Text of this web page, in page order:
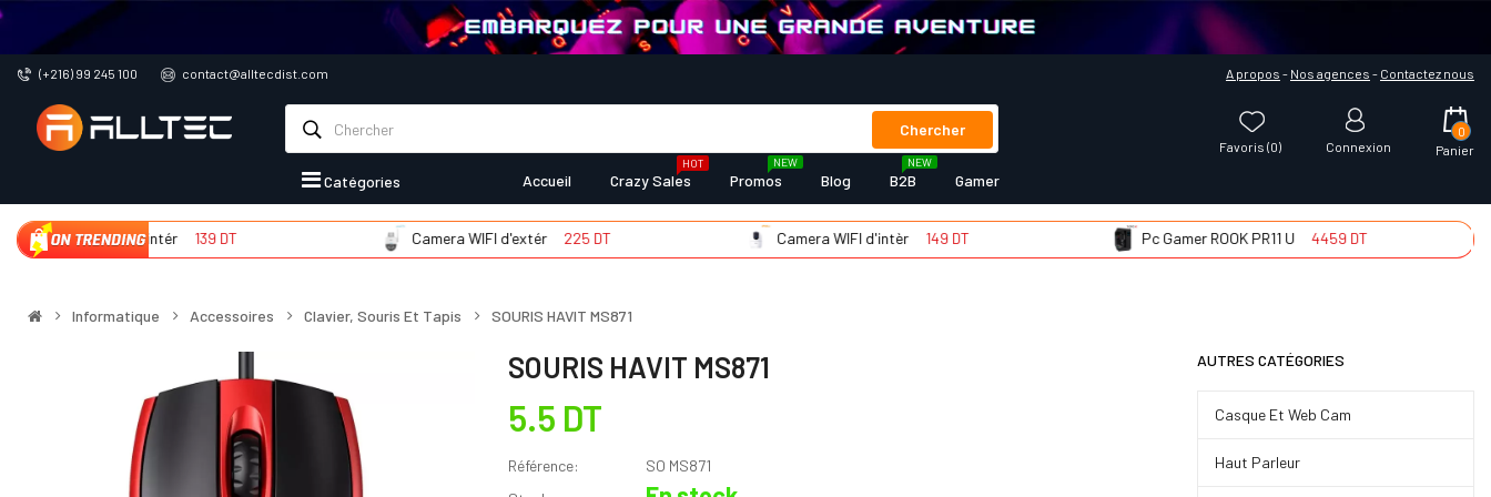
(+216) 99 245 100 contact@alltecdist.com A propos - Nos agences - Contactez nous
Chercher
Favoris (0) Connexion Panier
0
Catégories Accueil Crazy Sales
HOT
Promos
NEW
Blog B2B
NEW
Gamer
Camera WIFI d'intér 139 DT Camera WIFI d'extér 225 DT Camera WIFI d'intèr 149 DT Pc Gamer ROOK PR11 U 4459 DT
Informatique Accessoires Clavier, Souris Et Tapis SOURIS HAVIT MS871
SOURIS HAVIT MS871
5.5 DT
Référence:
SO MS871
AUTRES CATÉGORIES
Casque Et Web Cam
Haut Parleur